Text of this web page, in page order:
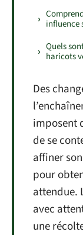
influence
Quels
haricots
Des
imposent
de se
affiner
pour
attendue.
avec
une